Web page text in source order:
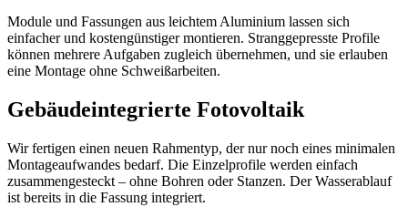
Module und Fassungen aus leichtem Aluminium lassen sich
einfacher und kostengünstiger montieren. Stranggepresste Profile
können mehrere Aufgaben zugleich übernehmen, und sie erlauben
eine Montage ohne Schweißarbeiten.
Gebäudeintegrierte Fotovoltaik
Wir fertigen einen neuen Rahmentyp, der nur noch eines minimalen
Montageaufwandes bedarf. Die Einzelprofile werden einfach
zusammengesteckt – ohne Bohren oder Stanzen. Der Wasserablauf
ist bereits in die Fassung integriert.